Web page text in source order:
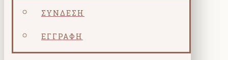
ΣΎΝΔΕΣΗ
ΕΓΓΡΑΦΉ